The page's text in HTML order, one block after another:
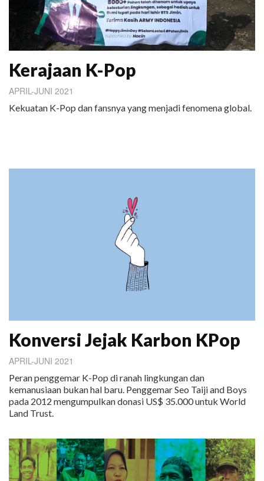
Kerajaan K-Pop
APRIL-JUNI 2021
Kekuatan K-Pop dan fansnya yang menjadi fenomena global.
Konversi Jejak Karbon KPop
APRIL-JUNI 2021
Peran penggemar K-Pop di ranah lingkungan dan
kemanusiaan bukan hal baru. Penggemar Seo Taiji and Boys
pada 2012 mengumpulkan donasi US$ 35.000 untuk World
Land Trust.